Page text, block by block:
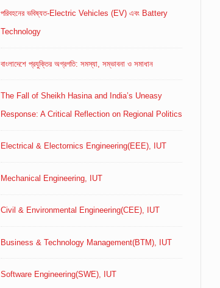
পরিবহনের ভবিষ্যত-Electric Vehicles (EV) এবং Battery
Technology
বাংলাদেশে প্রযুক্তির অগ্রগতি: সমস্যা, সম্ভাবনা ও সমাধান
The Fall of Sheikh Hasina and India’s Uneasy
Response: A Critical Reflection on Regional Politics
Electrical & Electornics Engineering(EEE), IUT
Mechanical Engineering, IUT
Civil & Environmental Engineering(CEE), IUT
Business & Technology Management(BTM), IUT
Software Engineering(SWE), IUT